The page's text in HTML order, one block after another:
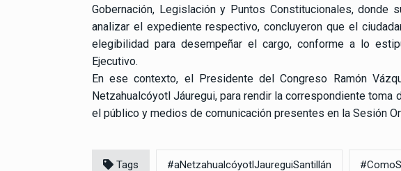
Gobernación, Legislación y Puntos Constitucionales, donde
analizar el expediente respectivo, concluyeron que el
elegibilidad para desempeñar el cargo, conforme a lo
Ejecutivo.
En ese contexto, el Presidente del Congreso Ramón
Netzahualcóyotl Jáuregui, para rendir la correspondiente
el público y medios de comunicación presentes en la Sesión
Tags #aNetzahualcóyotlJaureguiSantillán